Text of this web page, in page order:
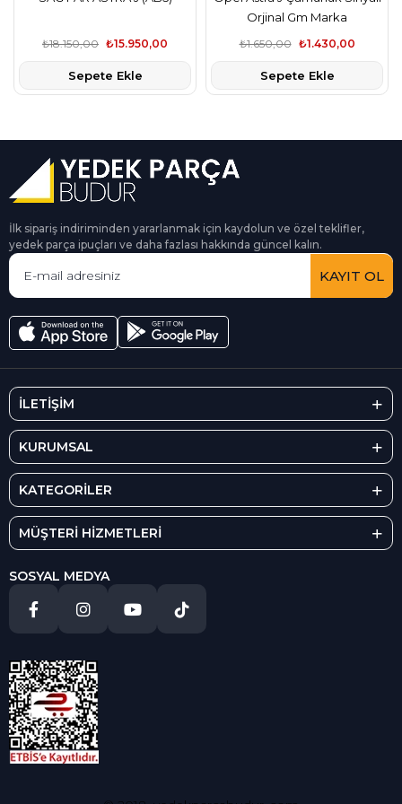
₺15.950,00
₺18.150,00
Sepete Ekle
Orjinal Gm Marka
₺1.430,00
₺1.650,00
Sepete Ekle
İlk sipariş indiriminden yararlanmak için kaydolun ve özel teklifler,
yedek parça ipuçları ve daha fazlası hakkında güncel kalın.
KAYIT OL
İLETİŞİM
KURUMSAL
KATEGORİLER
MÜŞTERİ HİZMETLERİ
SOSYAL MEDYA